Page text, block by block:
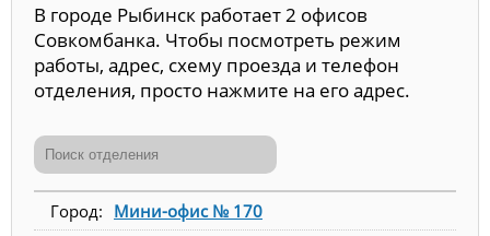
В городе Рыбинск работает 2 офисов
Совкомбанка. Чтобы посмотреть режим
работы, адрес, схему проезда и телефон
отделения, просто нажмите на его адрес.
Мини-офис № 170